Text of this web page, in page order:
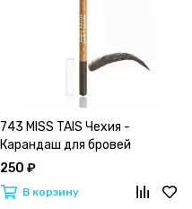
743 MISS TAIS Чехия -
Карандаш для бровей
250 ₽
В корзину